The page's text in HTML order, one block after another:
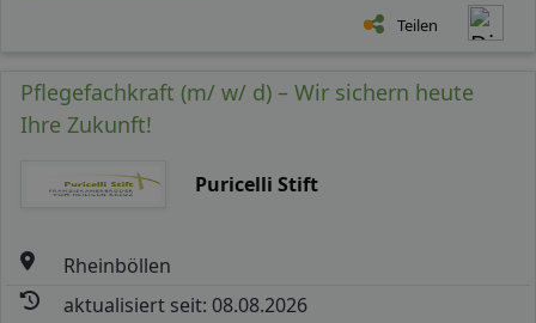
Teilen
Pflegefachkraft (m/ w/ d) – Wir sichern heute
Ihre Zukunft!
Puricelli Stift
Rheinböllen
aktualisiert seit: 08.08.2026